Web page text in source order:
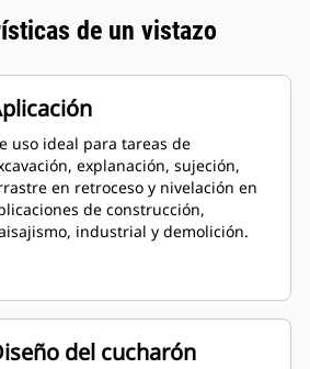
de un vistazo
uso ideal para tareas de
explanación, sujeción,
en retroceso y nivelación en
de construcción,
industrial y demolición.
del cucharón